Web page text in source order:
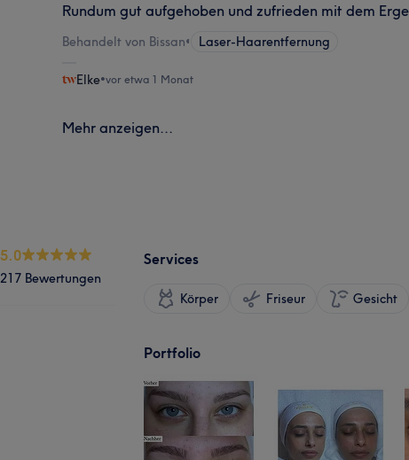
Rundum gut aufgehoben und zufrieden mit dem
Behandelt von Bissan• Laser-Haarentfernung
Elke•vor etwa 1 Monat
Mehr anzeigen...
5.0
217 Bewertungen
Services
Körper Friseur Gesicht
Portfolio